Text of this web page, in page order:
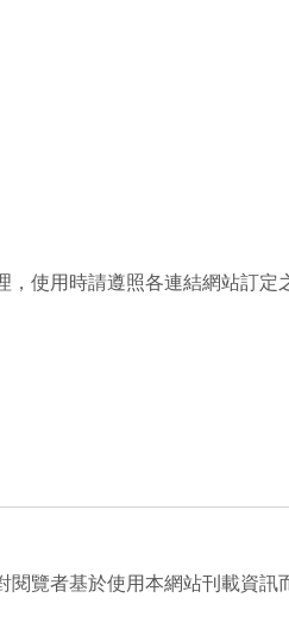
使用時請遵照各連結網站訂定
覽者基於使用本網站刊載資